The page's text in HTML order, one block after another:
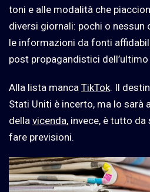
toni e alle modalità che
diversi giornali: pochi o nessun
le informazioni da fonti
post propagandistici
Alla lista manca TikTok. Il
Stati Uniti è incerto, ma lo sarà
della vicenda, invece, è tutto
fare previsioni.